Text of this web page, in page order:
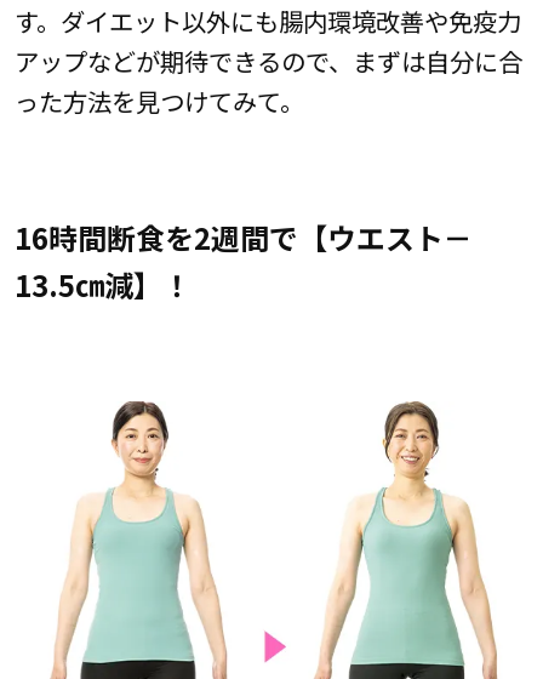
す。ダイエット以外にも腸内環境改善や免疫力
アップなどが期待できるので、まずは自分に合
った方法を見つけてみて。
16時間断食を2週間で【ウエスト－
13.5㎝減】！